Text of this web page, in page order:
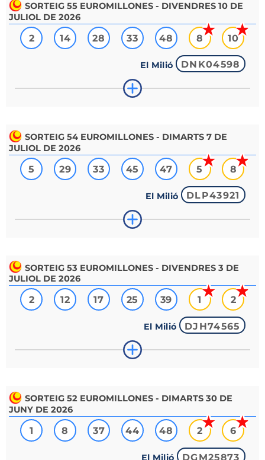
SORTEIG 55 EUROMILLONES - DIVENDRES 10 DE
JULIOL DE 2026
2 14 28 33 48 8 10
El Milió DNK04598
SORTEIG 54 EUROMILLONES - DIMARTS 7 DE
JULIOL DE 2026
5 29 33 45 47 5 8
El Milió DLP43921
SORTEIG 53 EUROMILLONES - DIVENDRES 3 DE
JULIOL DE 2026
2 12 17 25 39 1 2
El Milió DJH74565
SORTEIG 52 EUROMILLONES - DIMARTS 30 DE
JUNY DE 2026
1 8 37 44 48 2 6
El Milió DGM25873